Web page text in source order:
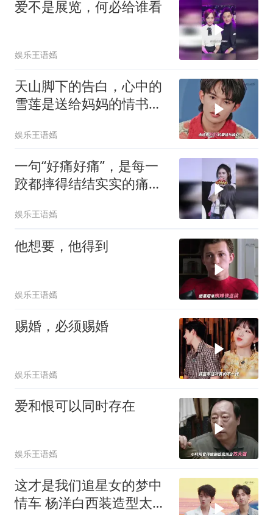
爱不是展览，何必给谁看
娱乐王语嫣
天山脚下的告白，心中的
雪莲是送给妈妈的情书，
首秀
娱乐王语嫣
一句“好痛好痛”，是每一
跤都摔得结结实实的痛，
痛2.0
娱乐王语嫣
他想要，他得到
娱乐王语嫣
赐婚，必须赐婚
娱乐王语嫣
爱和恨可以同时存在
娱乐王语嫣
这才是我们追星女的梦中
情车 杨洋白西装造型太绝